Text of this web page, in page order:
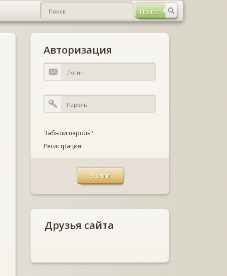
Авторизация
Забыли пароль?
Регистрация
Друзья сайта